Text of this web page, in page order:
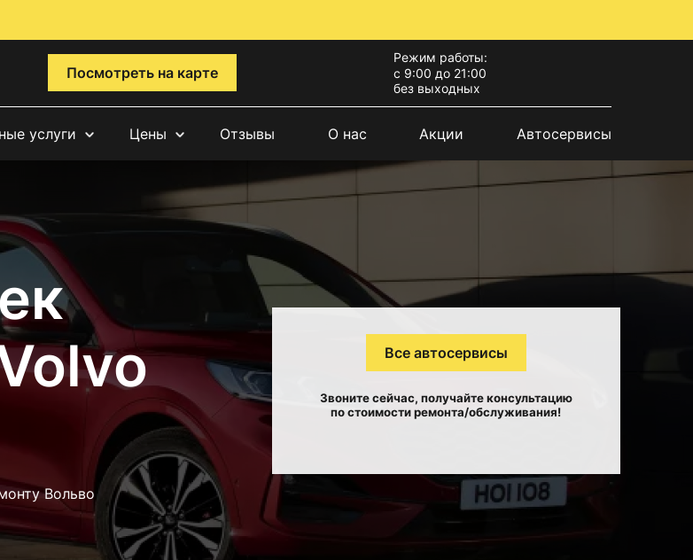
Посмотреть на карте
Режим работы:
с 9:00 до 21:00
без выходных
услуги Цены Отзывы О нас Акции Автосервисы
Вольво
Все автосервисы
Звоните сейчас, получайте консультацию
по стоимости ремонта/обслуживания!